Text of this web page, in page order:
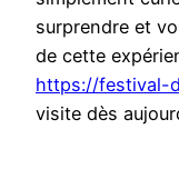
surprendre et
de cette
https://festival-
visite dès